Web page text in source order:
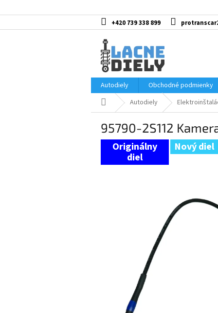
na
+420 739 338 899
Autodiely
Obchodné podmienky
DomovAutodiely
95790-2S112
Nový diel